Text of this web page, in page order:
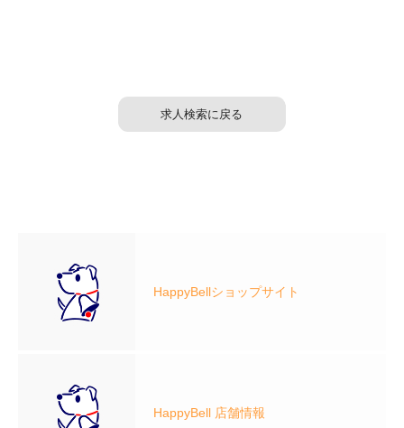
求人検索に戻る
HappyBellショップサイト
HappyBell 店舗情報